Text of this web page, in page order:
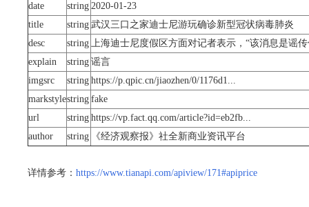
date
string 2020-01-23
title
string 武汉三口之家迪士尼游玩确诊新型冠状病毒肺炎
desc
string 上海迪士尼度假区方面对记者表示，“该消息是谣
explain
string 谣言
imgsrc
string https://p.qpic.cn/jiaozhen/0/1176d1...
markstylestring fake
url
string https://vp.fact.qq.com/article?id=eb2fb...
author
string 《经济观察报》社全新商业资讯平台
详情参考： https://www.tianapi.com/apiview/171#apiprice